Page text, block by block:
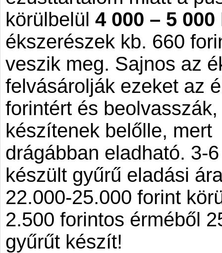
körülbelül 4 000 – 5 000
ékszerészek kb. 660
veszik meg. Sajnos az
felvásárolják ezeket az
forintért és
készítenek belőlle,
drágábban eladható. 3-
készült gyűrű eladási
22.000-25.000 forint
2.500 forintos érméből
gyűrűt készít!